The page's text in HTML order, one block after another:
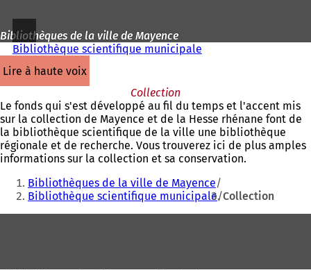
Bibliothèques de la ville de Mayence
Bibliothèque scientifique municipale
lire à haute voix
Collection
Le fonds qui s'est développé au fil du temps et l'accent mis
sur la collection de Mayence et de la Hesse rhénane font de
la bibliothèque scientifique de la ville une bibliothèque
régionale et de recherche. Vous trouverez ici de plus amples
informations sur la collection et sa conservation.
Vous
êtes
ici
Bibliothèques de la ville de Mayence
Bibliothèque scientifique municipale Collection